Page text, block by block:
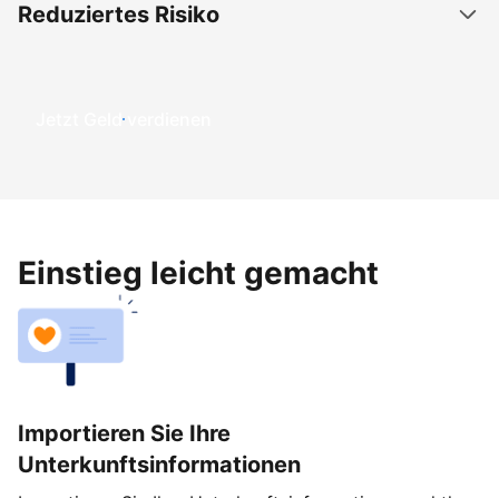
Reduziertes Risiko
Jetzt Geld verdienen
Einstieg leicht gemacht
Importieren Sie Ihre
Unterkunftsinformationen